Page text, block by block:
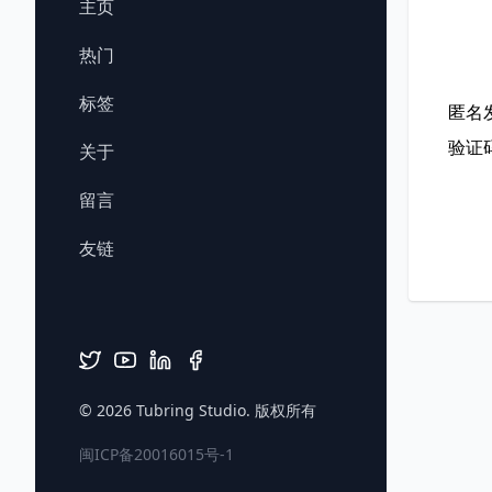
主页
热门
标签
关于
留言
友链
© 2026 Tubring Studio. 版权所有
闽ICP备20016015号-1
匿名
验证